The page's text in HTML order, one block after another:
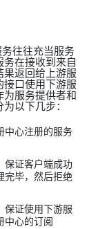
往往充当服务
在接收到来自
返回给上游服
口使用下游服
服务提供者和
以下几步：
中心注册的服务
保证客户端成功
完毕，然后拒绝
保证使用下游服
中心的订阅